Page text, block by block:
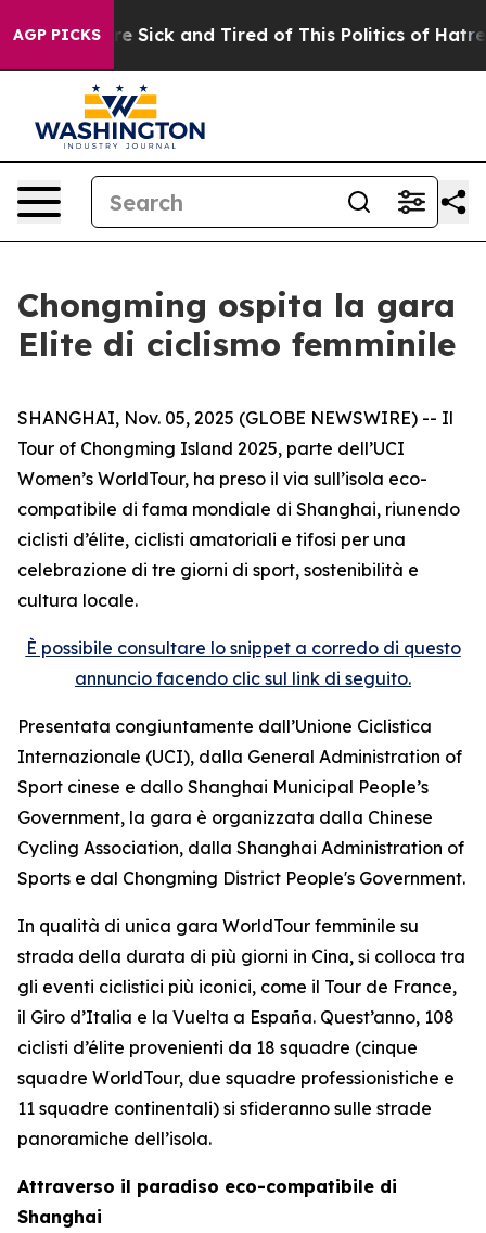
AGP PICKSAre Sick and Tired of This Politics of Hatred”
Chongming ospita la gara
Elite di ciclismo femminile
SHANGHAI, Nov. 05, 2025 (GLOBE NEWSWIRE) -- Il
Tour of Chongming Island 2025, parte dell’UCI
Women’s WorldTour, ha preso il via sull’isola eco-
compatibile di fama mondiale di Shanghai, riunendo
ciclisti d’élite, ciclisti amatoriali e tifosi per una
celebrazione di tre giorni di sport, sostenibilità e
cultura locale.
È possibile consultare lo snippet a corredo di questo
annuncio facendo clic sul link di seguito.
Presentata congiuntamente dall’Unione Ciclistica
Internazionale (UCI), dalla General Administration of
Sport cinese e dallo Shanghai Municipal People’s
Government, la gara è organizzata dalla Chinese
Cycling Association, dalla Shanghai Administration of
Sports e dal Chongming District People's Government.
In qualità di unica gara WorldTour femminile su
strada della durata di più giorni in Cina, si colloca tra
gli eventi ciclistici più iconici, come il Tour de France,
il Giro d’Italia e la Vuelta a España. Quest’anno, 108
ciclisti d’élite provenienti da 18 squadre (cinque
squadre WorldTour, due squadre professionistiche e
11 squadre continentali) si sfideranno sulle strade
panoramiche dell’isola.
Attraverso il paradiso eco-compatibile di
Shanghai